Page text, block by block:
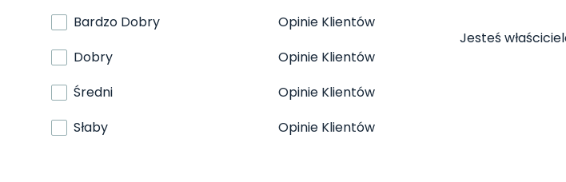
Bardzo Dobry
Opinie Klientów
Dobry
Opinie Klientów
Średni
Opinie Klientów
Słaby
Opinie Klientów
Jesteś